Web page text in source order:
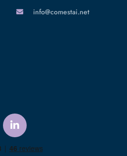
info@comestai.net